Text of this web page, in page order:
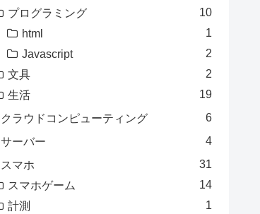
プログラミング
10
html
1
Javascript
2
文具
2
生活
19
クラウドコンピューティング
6
サーバー
4
スマホ
31
スマホゲーム
14
計測
1